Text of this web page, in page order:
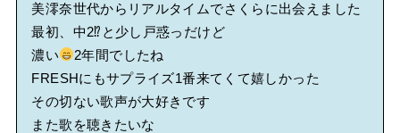
美澪奈世代からリアルタイムでさくらに出会えました
最初、中2⁉︎と少し戸惑っだけど
濃い
2年間でしたね
FRESHにもサプライズ1番来てくて嬉しかった
その切ない歌声が大好きです
また歌を聴きたいな